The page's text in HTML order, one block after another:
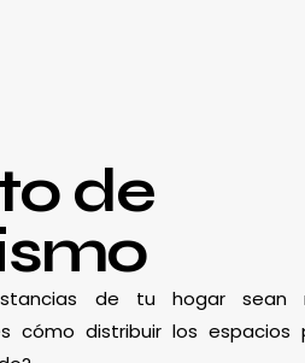
de
de tu hogar sean
cómo distribuir los espacios